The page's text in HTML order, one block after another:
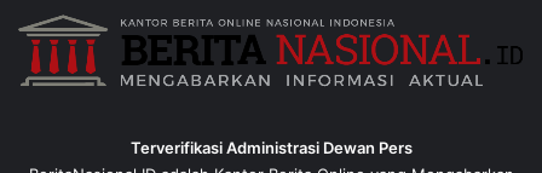
Terverifikasi Administrasi Dewan Pers